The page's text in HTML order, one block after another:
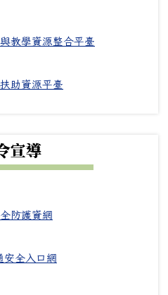
教學資源整合平臺
助資源平臺
宣導
防護資網
安全入口網